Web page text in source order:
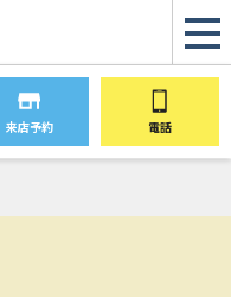
来店予約 電話